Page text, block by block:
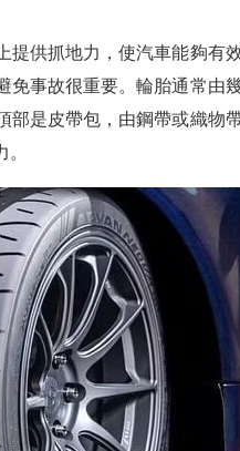
提供抓地力，使汽車能夠有
免事故很重要。輪胎通常由
是皮帶包，由鋼帶或織物